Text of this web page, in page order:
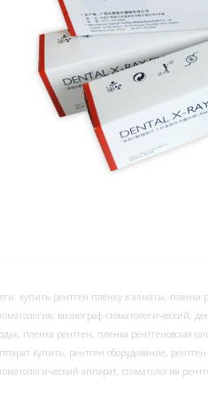
купить рентген пленку в алматы, пленка
визиограф стоматологический,
пленка рентген, пленка рентгеновская
купить, рентген оборудование,
аппарат, стоматология